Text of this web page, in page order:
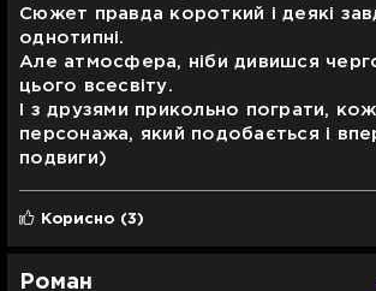
Сюжет правда короткий і деякі
однотипні.
Але атмосфера, ніби дивишся
цього всесвіту.
І з друзями прикольно пограти,
персонажа, який подобається і
подвиги)
Корисно (3)
Роман